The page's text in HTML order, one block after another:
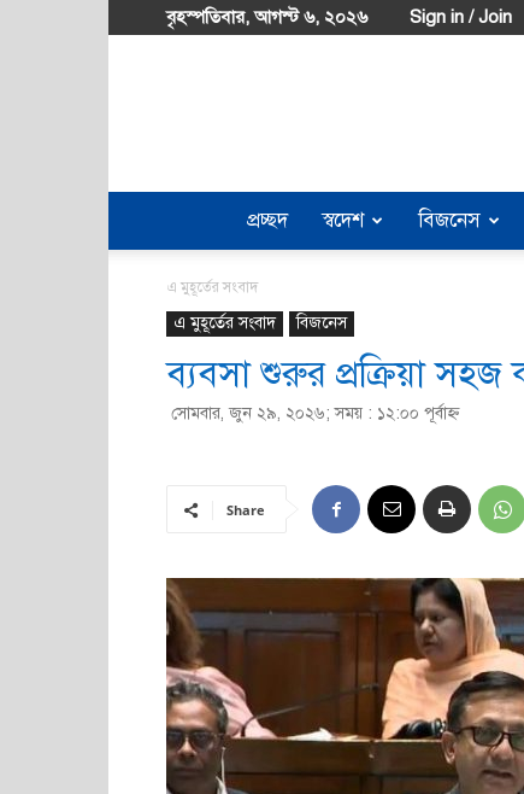
বৃহস্পতিবার, আগস্ট ৬, ২০২৬ Sign in / Join
প্রচ্ছদ স্বদেশ বিজনেস
এ মুহূর্তের সংবাদ
এ মুহূর্তের সংবাদ বিজনেস
ব্যবসা শুরুর প্রক্রিয়া সহজ
সোমবার, জুন ২৯, ২০২৬; সময় : ১২:০০ পূর্বাহ্ণ
Share